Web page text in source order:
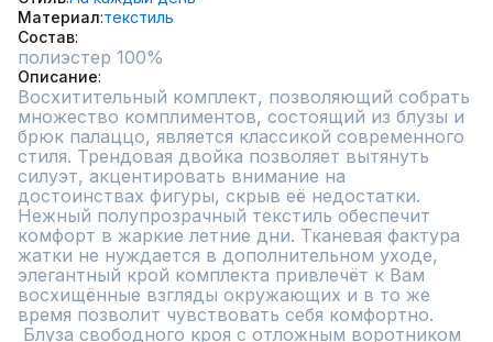
Материал текстиль
Состав
полиэстер 100%
Описание
Восхитительный комплект, позволяющий собрать
множество комплиментов, состоящий из блузы и
брюк палаццо, является классикой современного
стиля. Трендовая двойка позволяет вытянуть
силуэт, акцентировать внимание на
достоинствах фигуры, скрыв её недостатки.
Нежный полупрозрачный текстиль обеспечит
комфорт в жаркие летние дни. Тканевая фактура
жатки не нуждается в дополнительном уходе,
элегантный крой комплекта привлечёт к Вам
восхищённые взгляды окружающих и в то же
время позволит чувствовать себя комфортно.